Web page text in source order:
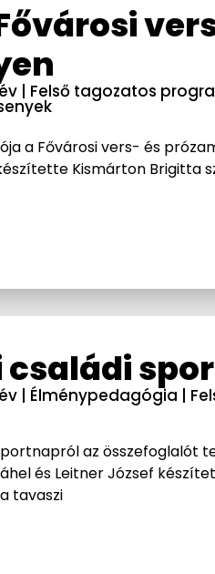
| Felső tagozatos
a Fővárosi vers- és
Kismárton Brigitta
családi
| Élménypedagógia |
az összefoglalót
és Leitner József
tavaszi